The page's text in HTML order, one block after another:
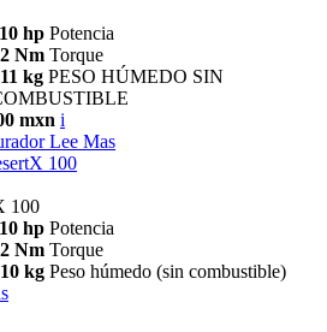
hp Potencia
Nm Torque
kg PESO HÚMEDO SIN
mxn i
Lee Mas
100
100
hp Potencia
Nm Torque
kg Peso húmedo (sin combustible)